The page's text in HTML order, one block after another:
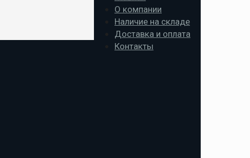
О компании
Наличие на складе
Доставка и оплата
Контакты